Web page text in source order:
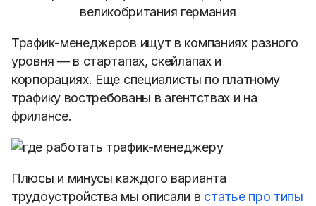
Трафик-менеджеров ищут в компаниях разного
уровня — в стартапах, скейлапах и
корпорациях. Еще специалисты по платному
трафику востребованы в агентствах и на
фрилансе.
Плюсы и минусы каждого варианта
трудоустройства мы описали в статье про типы